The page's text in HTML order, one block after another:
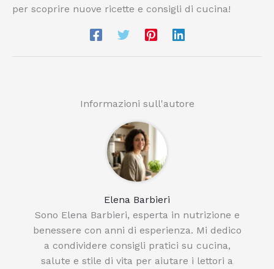
per scoprire nuove ricette e consigli di cucina!
Informazioni sull'autore
Elena Barbieri
Sono Elena Barbieri, esperta in nutrizione e
benessere con anni di esperienza. Mi dedico
a condividere consigli pratici su cucina,
salute e stile di vita per aiutare i lettori a